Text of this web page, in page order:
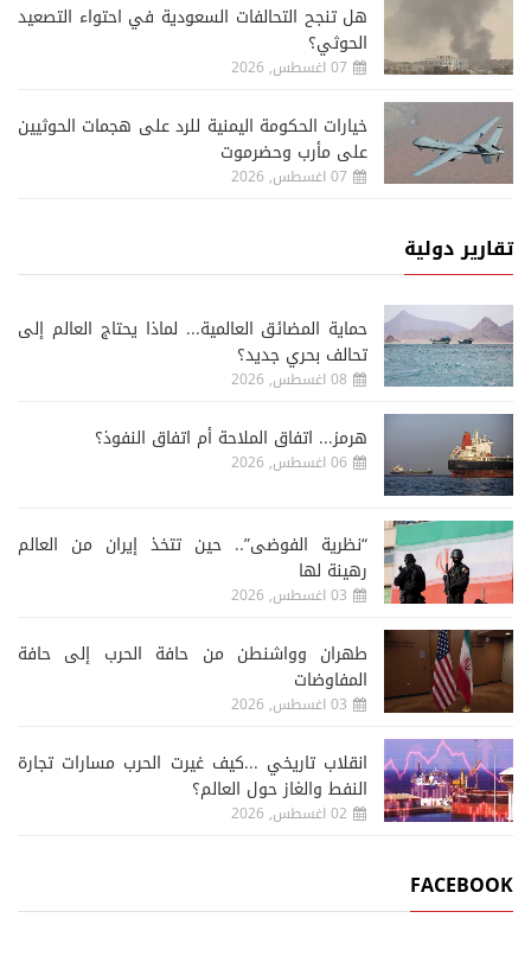
هل تنجح التحالفات السعودية في احتواء التصعيد
الحوثي؟
07 اغسطس, 2026
خيارات الحكومة اليمنية للرد على هجمات الحوثيين
على مأرب وحضرموت
07 اغسطس, 2026
تقارير دولية
حماية المضائق العالمية... لماذا يحتاج العالم إلى
تحالف بحري جديد؟
08 اغسطس, 2026
هرمز... اتفاق الملاحة أم اتفاق النفوذ؟
06 اغسطس, 2026
“نظرية الفوضى”.. حين تتخذ إيران من العالم
رهينة لها
03 اغسطس, 2026
طهران وواشنطن من حافة الحرب إلى حافة
المفاوضات
03 اغسطس, 2026
انقلاب تاريخي ...كيف غيرت الحرب مسارات تجارة
النفط والغاز حول العالم؟
02 اغسطس, 2026
FACEBOOK